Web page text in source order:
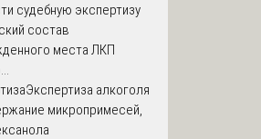
судебную экспертизу
состав
места ЛКП
Экспертиза алкоголя
микропримесей,